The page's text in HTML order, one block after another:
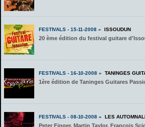
FESTIVALS - 15-11-2008 » ISSOUDUN
20 ème édition du festival guitare
FESTIVALS - 16-10-2008 » TANINGES
1ère édition de Taninges Guitares
FESTIVALS - 08-10-2008 » LES
Peter Finger, Martin Taylor, François